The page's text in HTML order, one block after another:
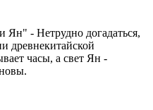
- Нетрудно догадаться,
древнекитайской
часы, а свет Ян -